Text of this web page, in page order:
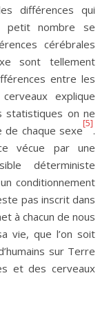
différences qui
petit nombre se
cérébrales
sont tellement
entre les
explique
statistiques on ne
chaque sexe
[5]
.
vécue par une
déterministe
conditionnement
pas inscrit dans
à chacun de nous
vie, que l’on soit
sur Terre
et des cerveaux